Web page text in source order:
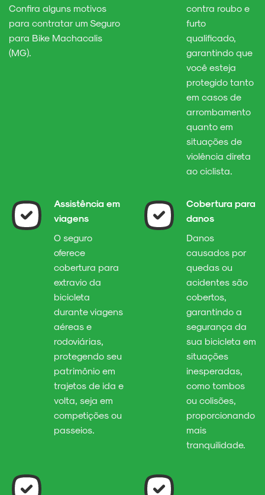
Confira alguns motivos
para contratar um Seguro
para Bike Machacalis
(MG).
contra roubo e
furto
qualificado,
garantindo que
você esteja
protegido tanto
em casos de
arrombamento
quanto em
situações de
violência direta
ao ciclista.
Assistência em
viagens
O seguro
oferece
cobertura para
extravio da
bicicleta
durante viagens
aéreas e
rodoviárias,
protegendo seu
patrimônio em
trajetos de ida e
volta, seja em
competições ou
passeios.
Cobertura para
danos
Danos
causados por
quedas ou
acidentes são
cobertos,
garantindo a
segurança da
sua bicicleta em
situações
inesperadas,
como tombos
ou colisões,
proporcionando
mais
tranquilidade.